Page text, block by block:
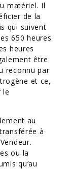
matériel. Il
de la
qui suivent
650 heures
heures
être
reconnu par
et ce,
le
au
à
ou la
qu’au